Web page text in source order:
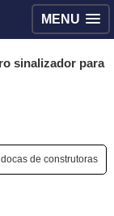
MENU
sinalizador para
de construtoras